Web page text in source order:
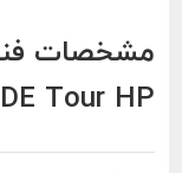
Tour HP